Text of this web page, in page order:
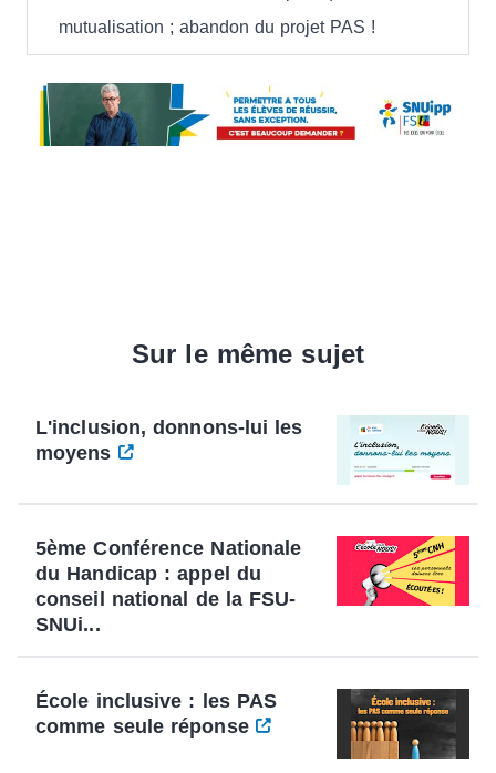
mutualisation ; abandon du projet PAS !
Sur le même sujet
L'inclusion, donnons-lui les
moyens
5ème Conférence Nationale
du Handicap : appel du
conseil national de la FSU-
SNUi...
École inclusive : les PAS
comme seule réponse